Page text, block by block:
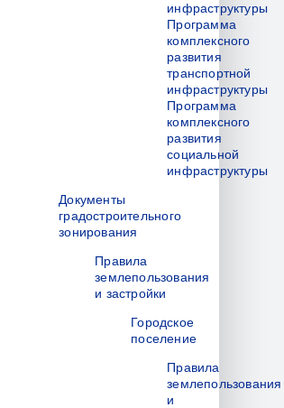
инфраструктуры
Программа
комплексного
развития
транспортной
инфраструктуры
Программа
комплексного
развития
социальной
инфраструктуры
Документы
градостроительного
зонирования
Правила
землепользования
и застройки
Городское
поселение
Правила
землепользования
и